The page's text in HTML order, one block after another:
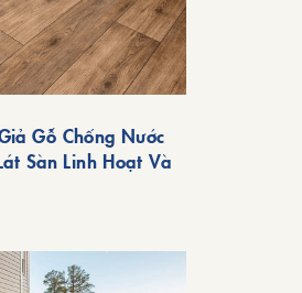
Gỗ Chống Nước
Sàn Linh Hoạt Và